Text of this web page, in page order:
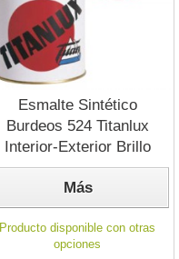
Esmalte Sintético
Burdeos 524 Titanlux
Interior-Exterior Brillo
Más
Producto disponible con otras
opciones